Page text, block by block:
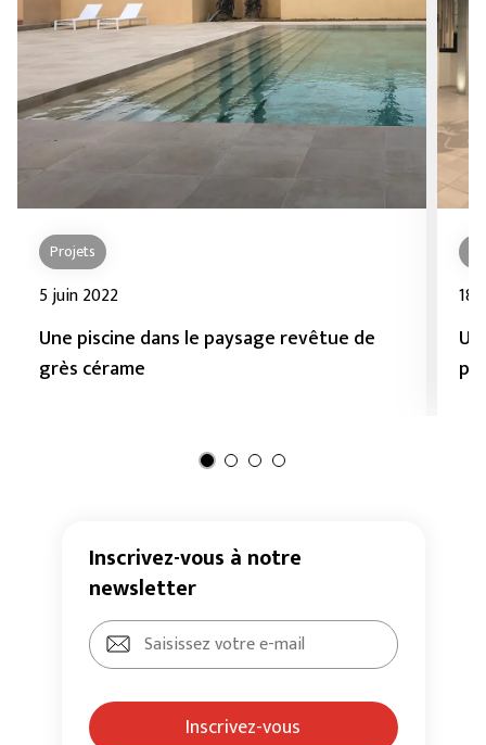
Projets
5 juin 2022
Une piscine dans le paysage revêtue de
grès cérame
18
Inscrivez-vous à notre
newsletter
Inscrivez-vous